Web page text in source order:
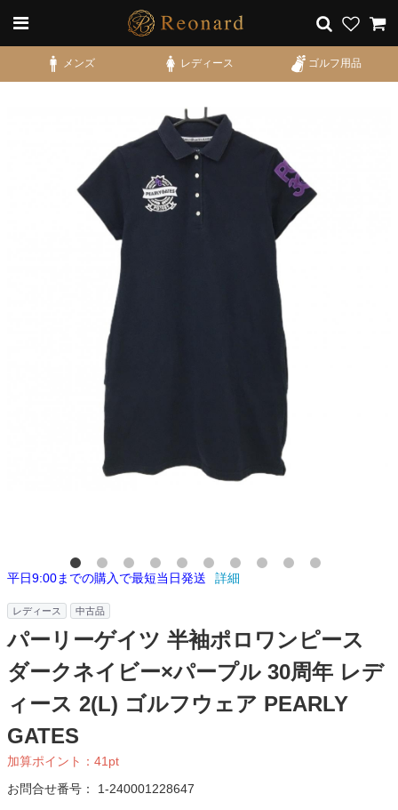
メンズ レディース ゴルフ用品
平日9:00までの購入で最短当日発送 詳細
レディース 中古品
パーリーゲイツ 半袖ポロワンピース
ダークネイビー×パープル 30周年 レデ
ィース 2(L) ゴルフウェア PEARLY
GATES
加算ポイント： 41pt
お問合せ番号： 1-240001228647